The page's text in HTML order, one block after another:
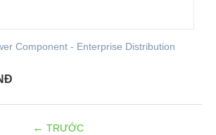
Component - Enterprise Distribution
TRƯỚC